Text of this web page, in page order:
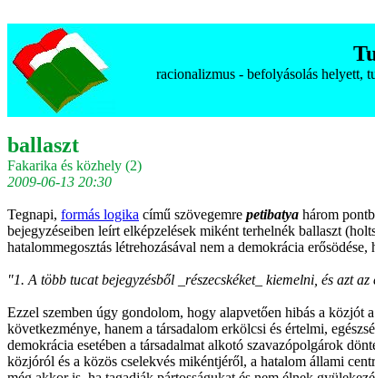
racionalizmus - befolyásolás helyett,
ballaszt
Fakarika és közhely (2)
2009-06-13 20:30
Tegnapi, formás logika című szövegemre petibatya három
bejegyzéseiben leírt elképzelések miként terhelnék ballaszt
hatalommegosztás létrehozásával nem a demokrácia
"1. A több tucat bejegyzésből _részecskéket_ kiemelni, és azt
Ezzel szemben úgy gondolom, hogy alapvetően hibás a közjót
következménye, hanem a társadalom erkölcsi és értelmi,
demokrácia esetében a társadalmat alkotó szavazópolgárok
közjóról és a közös cselekvés mikéntjéről, a hatalom állami